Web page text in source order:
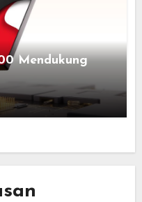
Mendukung